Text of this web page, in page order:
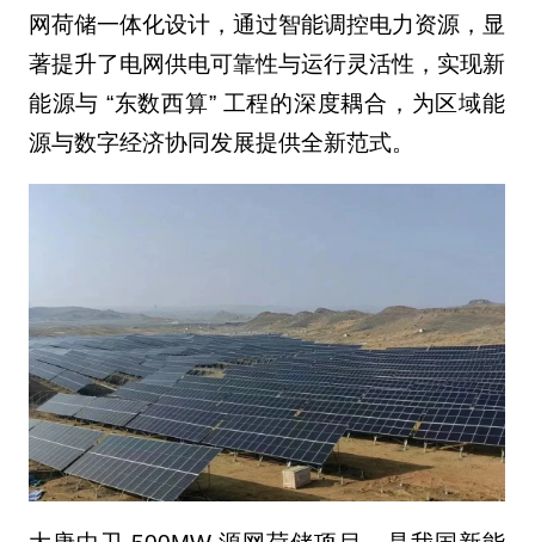
网荷储一体化设计，通过智能调控电力资源，显
著提升了电网供电可靠性与运行灵活性，实现新
能源与 “东数西算” 工程的深度耦合，为区域能
源与数字经济协同发展提供全新范式。